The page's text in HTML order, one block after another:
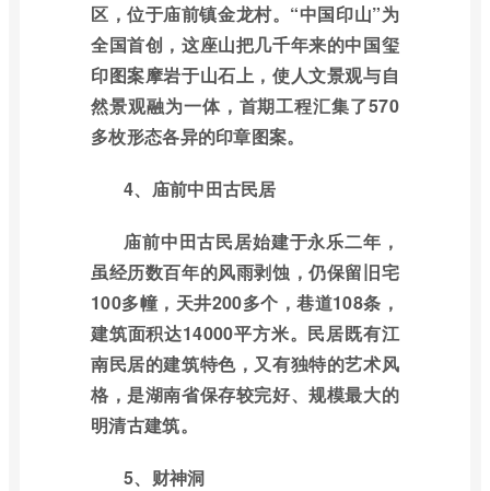
区，位于庙前镇金龙村。“中国印山”为
全国首创，这座山把几千年来的中国玺
印图案摩岩于山石上，使人文景观与自
然景观融为一体，首期工程汇集了570
多枚形态各异的印章图案。
4、庙前中田古民居
庙前中田古民居始建于永乐二年，
虽经历数百年的风雨剥蚀，仍保留旧宅
100多幢，天井200多个，巷道108条，
建筑面积达14000平方米。民居既有江
南民居的建筑特色，又有独特的艺术风
格，是湖南省保存较完好、规模最大的
明清古建筑。
5、财神洞